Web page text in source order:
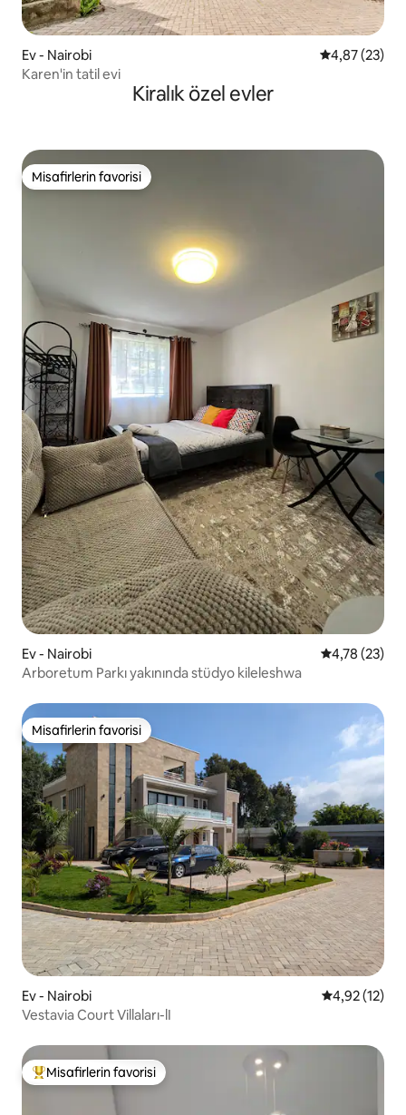
Ev - Nairobi 5 üzerinden
4,87 (23)
Karen'in tatil evi
Kiralık özel evler
Misafirlerin favorisi
Misafirlerin favorisi
Ev - Nairobi 5 üzerinden
4,78 (23)
Arboretum Parkı yakınında stüdyo kileleshwa
Misafirlerin favorisi
Misafirlerin favorisi
Ev - Nairobi 5 üzerinden
4,92 (12)
Vestavia Court Villaları-lI
Misafirlerin favorilerinden en beğenilenler arasında
Misafirlerin favorisi